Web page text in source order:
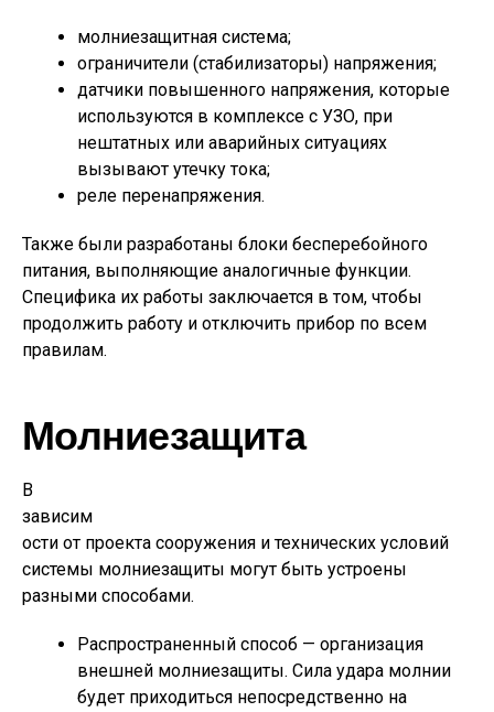
молниезащитная система;
ограничители (стабилизаторы) напряжения;
датчики повышенного напряжения, которые
используются в комплексе с УЗО, при
нештатных или аварийных ситуациях
вызывают утечку тока;
реле перенапряжения.
Также были разработаны блоки бесперебойного
питания, выполняющие аналогичные функции.
Специфика их работы заключается в том, чтобы
продолжить работу и отключить прибор по всем
правилам.
Молниезащита
В
зависим
ости от проекта сооружения и технических условий
системы молниезащиты могут быть устроены
разными способами.
Распространенный способ — организация
внешней молниезащиты. Сила удара молнии
будет приходиться непосредственно на